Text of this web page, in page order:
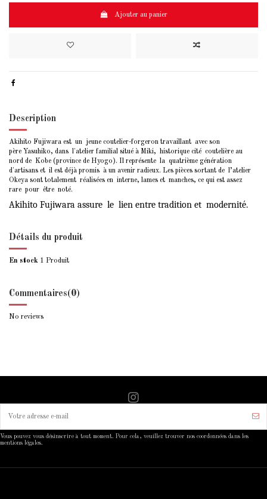
Ajouter au panier
Description
Akihito Fujiwara est un jeune coutelier-forgeron travaillant avec son
père Yasuhiko, dans l'atelier familial situé à Miki, historique cité coutelière au
nord de Kobe (province de Hyogo). Il représente la quatrième génération
d'artisans et il est déjà promis à un avenir radieux. Les pièces sortant de l’atelier
Okeya sont totalement réalisées en interne, lames et manches, ce qui est assez
rare pour être noté.
Akihito Fujiwara assure le lien entre tradition et modernité.
Détails du produit
En stock 1 Produit
Commentaires(0)
No reviews
Vous pouvez vous désinscrire à tout moment. Pour cela, veuillez trouver nos coordonnées dans les
mentions légales.